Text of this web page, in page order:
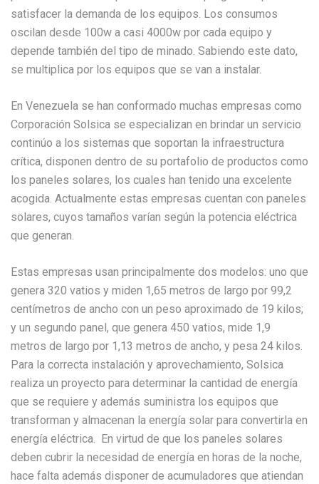
satisfacer la demanda de los equipos. Los consumos
oscilan desde 100w a casi 4000w por cada equipo y
depende también del tipo de minado. Sabiendo este dato,
se multiplica por los equipos que se van a instalar.
En Venezuela se han conformado muchas empresas como
Corporación Solsica se especializan en brindar un servicio
continúo a los sistemas que soportan la infraestructura
crítica, disponen dentro de su portafolio de productos como
los paneles solares, los cuales han tenido una excelente
acogida. Actualmente estas empresas cuentan con paneles
solares, cuyos tamaños varían según la potencia eléctrica
que generan.
Estas empresas usan principalmente dos modelos: uno que
genera 320 vatios y miden 1,65 metros de largo por 99,2
centímetros de ancho con un peso aproximado de 19 kilos;
y un segundo panel, que genera 450 vatios, mide 1,9
metros de largo por 1,13 metros de ancho, y pesa 24 kilos.
Para la correcta instalación y aprovechamiento, Solsica
realiza un proyecto para determinar la cantidad de energía
que se requiere y además suministra los equipos que
transforman y almacenan la energía solar para convertirla en
energía eléctrica. En virtud de que los paneles solares
deben cubrir la necesidad de energía en horas de la noche,
hace falta además disponer de acumuladores que atiendan